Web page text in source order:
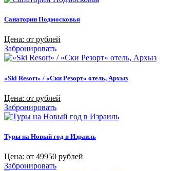
Санатории Подмосковья
Цена: от рублей
Забронировать
«Ski Resort» / «Ски Резорт» отель, Архыз
Цена: от рублей
Забронировать
Туры на Новый год в Израиль
Цена: от 49950 рублей
Забронировать